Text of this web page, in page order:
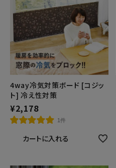
ファッション
アウトドア・トラベル
インテリア
健康
カテゴリ一覧
お悩み解決コラム
4way冷気対策ボード [コジッ
ト] 冷え性対策
¥2,178
1件
カートに入れる